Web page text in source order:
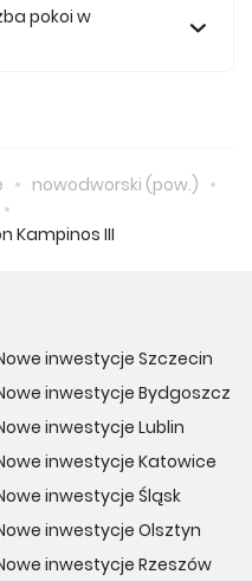
najmniejsze
pokoi w
nowodworski (pow.)
Kampinos III
inwestycje Szczecin
inwestycje Bydgoszcz
inwestycje Lublin
inwestycje Katowice
inwestycje Śląsk
inwestycje Olsztyn
inwestycje Rzeszów